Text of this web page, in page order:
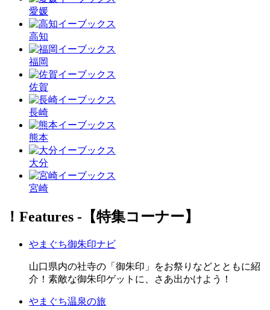
愛媛
高知
福岡
佐賀
長崎
熊本
大分
宮崎
！Features ‐【特集コーナー】
やまぐち御朱印ナビ
山口県内の社寺の「御朱印」をお祭りなどとともに紹
介！素敵な御朱印ゲットに、さあ出かけよう！
やまぐち温泉の旅